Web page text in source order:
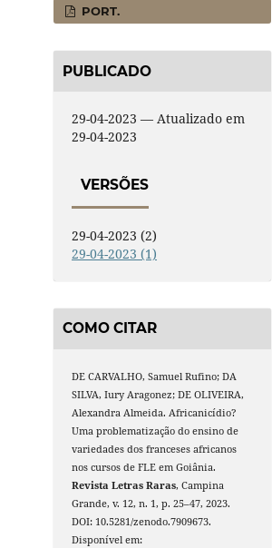
PORT.
PUBLICADO
29-04-2023 — Atualizado em
29-04-2023
VERSÕES
29-04-2023 (2)
29-04-2023 (1)
COMO CITAR
DE CARVALHO, Samuel Rufino; DA
SILVA, Iury Aragonez; DE OLIVEIRA,
Alexandra Almeida. Africanicídio?
Uma problematização do ensino de
variedades dos franceses africanos
nos cursos de FLE em Goiânia.
Revista Letras Raras, Campina
Grande, v. 12, n. 1, p. 25–47, 2023.
DOI: 10.5281/zenodo.7909673.
Disponível em: